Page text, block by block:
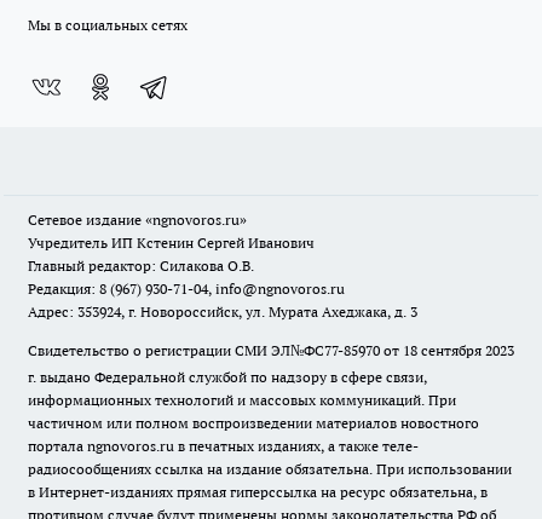
Мы в социальных сетях
Сетевое издание «ngnovoros.ru»
Учредитель ИП Кстенин Сергей Иванович
Главный редактор: Силакова О.В.
Редакция: 8 (967) 930-71-04, info@ngnovoros.ru
Адрес: 353924, г. Новороссийск, ул. Мурата Ахеджака, д. 3
Свидетельство о регистрации СМИ ЭЛ№ФС77-85970 от 18 сентября 2023
г. выдано Федеральной службой по надзору в сфере связи,
информационных технологий и массовых коммуникаций. При
частичном или полном воспроизведении материалов новостного
портала ngnovoros.ru в печатных изданиях, а также теле-
радиосообщениях ссылка на издание обязательна. При использовании
в Интернет-изданиях прямая гиперссылка на ресурс обязательна, в
противном случае будут применены нормы законодательства РФ об